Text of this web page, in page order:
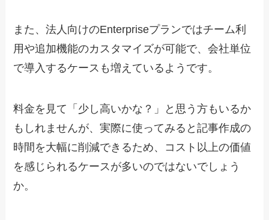
また、法人向けのEnterpriseプランではチーム利
用や追加機能のカスタマイズが可能で、会社単位
で導入するケースも増えているようです。
料金を見て「少し高いかな？」と思う方もいるか
もしれませんが、実際に使ってみると記事作成の
時間を大幅に削減できるため、コスト以上の価値
を感じられるケースが多いのではないでしょう
か。